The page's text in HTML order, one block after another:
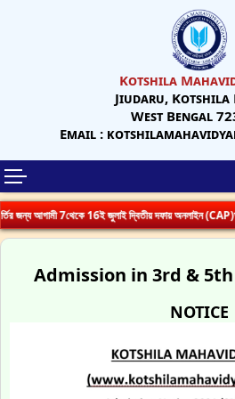
Kotshila
Jiudaru,
West Bengal
Email :
জন্য আগামী 7থেকে 16ই জুলাই দ্বিতীয় দফায় অনলাইন
Admission in 3rd & 5th
NOTICE